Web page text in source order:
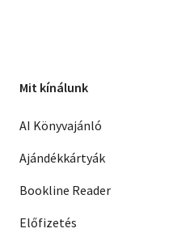
Mit kínálunk
AI Könyvajánló
Ajándékkártyák
Bookline Reader
Előfizetés